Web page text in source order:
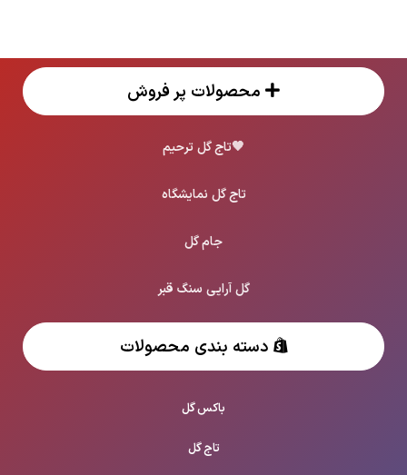
محصولات پر فروش
🖤تاج گل ترحیم
تاج گل نمایشگاه
جام گل
گل آرایی سنگ قبر
دسته بندی محصولات
باکس گل
تاج گل